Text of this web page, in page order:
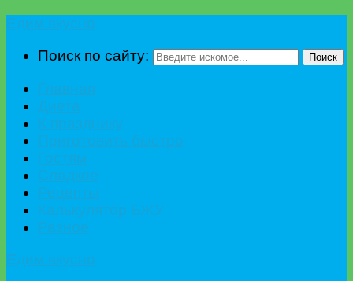
Поиск по сайту:
Поиск